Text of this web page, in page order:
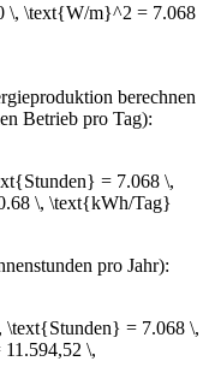
\, \text{W/m}^2 = 7.068
berechnen
Betrieb pro Tag):
= 7.068 \,
\, \text{kWh/Tag}
pro Jahr):
= 7.068 \,
\,